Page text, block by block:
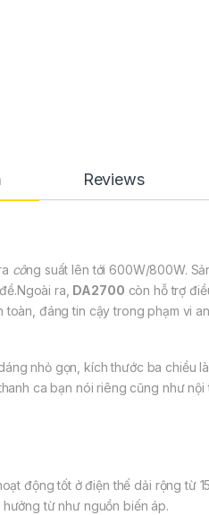
Reviews
công suất lên tới 600W/800W.
ra, DA2700 còn hỗ trợ
đáng tin cậy trong phạm vi
nhỏ gọn, kích thước ba chiều
ca bạn nói riêng cũng như
động tốt ở điện thế dải rộng từ
từ như nguồn biến áp.